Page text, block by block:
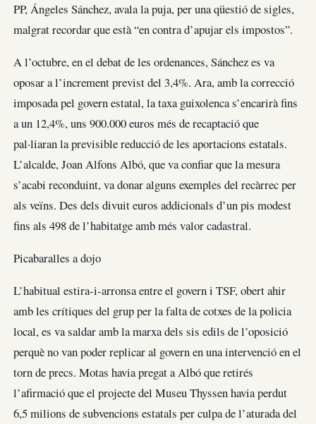
PP, Ángeles Sánchez, avala la puja, per una qüestió de sigles,
malgrat recordar que està “en contra d’apujar els impostos”.
A l’octubre, en el debat de les ordenances, Sánchez es va
oposar a l’increment previst del 3,4%. Ara, amb la correcció
imposada pel govern estatal, la taxa guixolenca s’encarirà fins
a un 12,4%, uns 900.000 euros més de recaptació que
pal·liaran la previsible reducció de les aportacions estatals.
L’alcalde, Joan Alfons Albó, que va confiar que la mesura
s’acabi reconduint, va donar alguns exemples del recàrrec per
als veïns. Des dels divuit euros addicionals d’un pis modest
fins als 498 de l’habitatge amb més valor cadastral.
Picabaralles a dojo
L’habitual estira-i-arronsa entre el govern i TSF, obert ahir
amb les crítiques del grup per la falta de cotxes de la policia
local, es va saldar amb la marxa dels sis edils de l’oposició
perquè no van poder replicar al govern en una intervenció en el
torn de precs. Motas havia pregat a Albó que retirés
l’afirmació que el projecte del Museu Thyssen havia perdut
6,5 milions de subvencions estatals per culpa de l’aturada del